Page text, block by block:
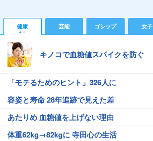
健康 芸能 ゴシップ 女子
キノコで血糖値スパイクを防ぐ
「モテるためのヒント」326人に
容姿と寿命 28年追跡で見えた差
あたりめ 血糖値を上げない理由
体重62kg→82kgに 寺田心の生活